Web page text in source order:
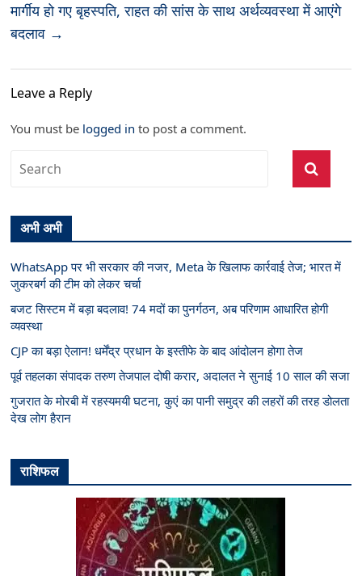
मार्गीय हो गए बृहस्पति, राहत की सांस के साथ अर्थव्यवस्था में आएंगे
बदलाव →
Leave a Reply
You must be logged in to post a comment.
अभी अभी
WhatsApp पर भी सरकार की नजर, Meta के खिलाफ कार्रवाई तेज; भारत में
जुकरबर्ग की टीम को लेकर चर्चा
बजट सिस्टम में बड़ा बदलाव! 74 मदों का पुनर्गठन, अब परिणाम आधारित होगी
व्यवस्था
CJP का बड़ा ऐलान! धर्मेंद्र प्रधान के इस्तीफे के बाद आंदोलन होगा तेज
पूर्व तहलका संपादक तरुण तेजपाल दोषी करार, अदालत ने सुनाई 10 साल की सजा
गुजरात के मोरबी में रहस्यमयी घटना, कुएं का पानी समुद्र की लहरों की तरह डोलता
देख लोग हैरान
राशिफल